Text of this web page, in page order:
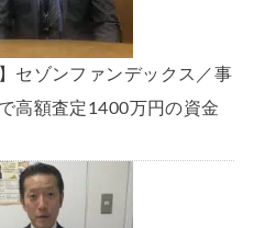
セゾンファンデックス／事
高額査定1400万円の資金